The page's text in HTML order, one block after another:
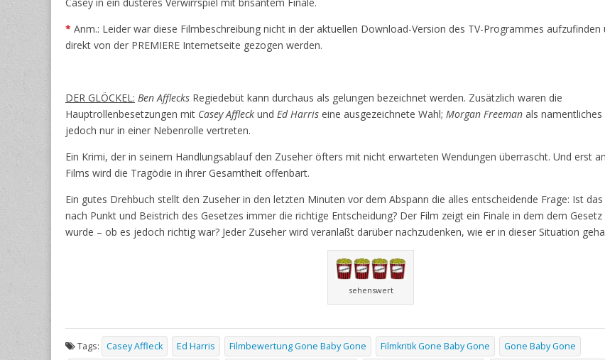
* Anm.: Leider war diese Filmbeschreibung nicht in der aktuellen Download-Version des TV-Programmes
direkt von der PREMIERE Internetseite gezogen werden.
DER GLÖCKEL: Ben Afflecks Regiedebüt kann durchaus als gelungen bezeichnet werden. Zusätzlich waren die
Hauptrollenbesetzungen mit Casey Affleck und Ed Harris eine ausgezeichnete Wahl; Morgan Freeman als
jedoch nur in einer Nebenrolle vertreten.
Ein Krimi, der in seinem Handlungsablauf den Zuseher öfters mit nicht erwarteten Wendungen überrascht. Und erst
Films wird die Tragödie in ihrer Gesamtheit offenbart.
Ein gutes Drehbuch stellt den Zuseher in den letzten Minuten vor dem Abspann die alles entscheidende Frage: Ist
nach Punkt und Beistrich des Gesetzes immer die richtige Entscheidung? Der Film zeigt ein Finale in dem dem
wurde – ob es jedoch richtig war? Jeder Zuseher wird veranlaßt darüber nachzudenken, wie er in dieser Situation
sehenswert
Tags: Casey Affleck Ed Harris Filmbewertung Gone Baby Gone Filmkritik Gone Baby Gone
Gone Baby Gone